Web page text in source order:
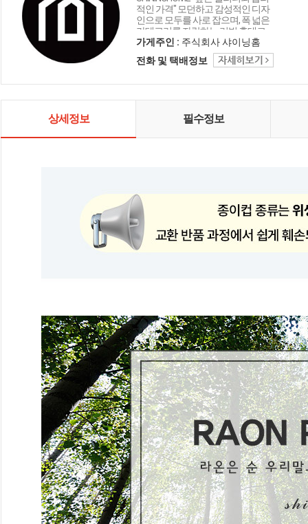
적인 가격" 모던하고 감성적인 디자
인으로 모두를 사로 잡으며, 폭 넓은
카테고리를 자랑하는 리빙 홈데코
인테리어 샤이닝홈입니다.
가게주인 : 주식회사 샤이닝홈
전화 및 택배정보
상세정보 필수정보